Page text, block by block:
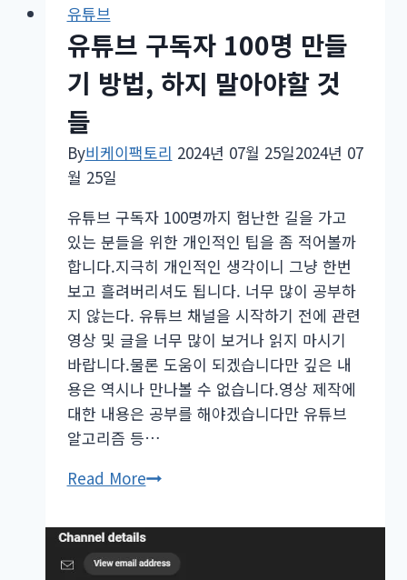
유튜브
유튜브 구독자 100명 만들
기 방법, 하지 말아야할 것
들
By비케이팩토리 2024년 07월 25일2024년 07
월 25일
유튜브 구독자 100명까지 험난한 길을 가고
있는 분들을 위한 개인적인 팁을 좀 적어볼까
합니다.지극히 개인적인 생각이니 그냥 한번
보고 흘려버리셔도 됩니다. 너무 많이 공부하
지 않는다. 유튜브 채널을 시작하기 전에 관련
영상 및 글을 너무 많이 보거나 읽지 마시기
바랍니다.물론 도움이 되겠습니다만 깊은 내
용은 역시나 만나볼 수 없습니다.영상 제작에
대한 내용은 공부를 해야겠습니다만 유튜브
알고리즘 등…
Read More유
브
독